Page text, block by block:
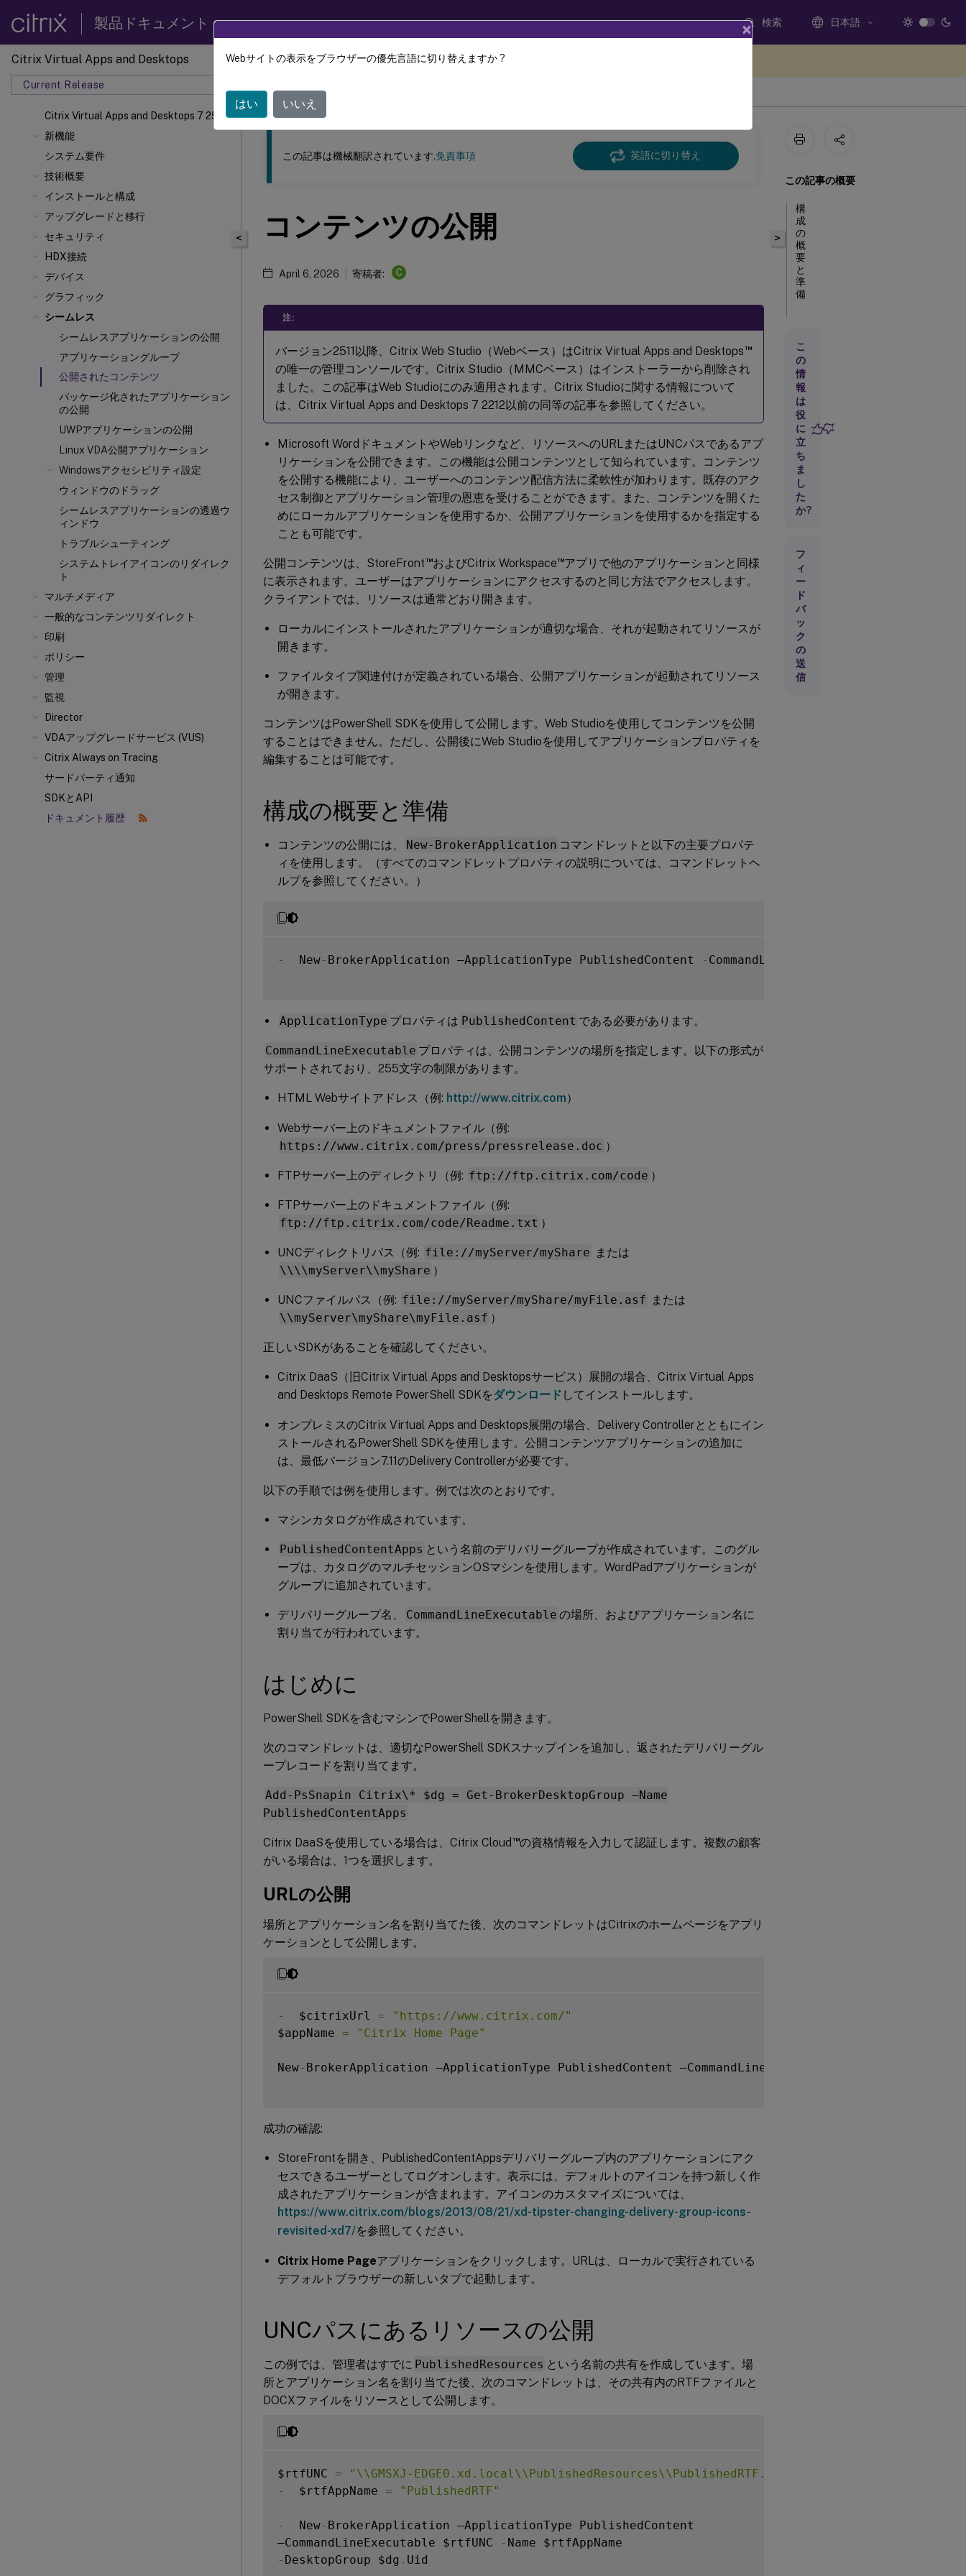
製品ドキュメント 検索 日本語
Citrix Virtual Apps and Desktops
Current Release
Citrix Virtual Apps and Desktops 7 2511
新機能
システム要件
技術概要
インストールと構成
アップグレードと移行
セキュリティ
HDX接続
デバイス
グラフィック
シームレス
シームレスアプリケーションの公開
アプリケーショングループ
公開されたコンテンツ
パッケージ化されたアプリケーション
の公開
UWPアプリケーションの公開
Linux VDA公開アプリケーション
Windowsアクセシビリティ設定
ウィンドウのドラッグ
シームレスアプリケーションの透過ウ
ィンドウ
トラブルシューティング
システムトレイアイコンのリダイレク
ト
マルチメディア
一般的なコンテンツリダイレクト
印刷
ポリシー
管理
監視
Director
VDAアップグレードサービス (VUS)
Citrix Always on Tracing
サードパーティ通知
SDKとAPI
ドキュメント履歴
このコンテンツは動的に機械翻訳されています。
Citrix Virtual Apps and Desktops
<
この記事は機械翻訳されています.免責事項 英語に切り替え
コンテンツの公開
April 6, 2026 寄稿者: C
注:
バージョン2511以降、Citrix Web Studio（Webベース）はCitrix Virtual Apps and Desktops™
の唯一の管理コンソールです。Citrix Studio（MMCベース）はインストーラーから削除され
ました。この記事はWeb Studioにのみ適用されます。Citrix Studioに関する情報について
は、Citrix Virtual Apps and Desktops 7 2212以前の同等の記事を参照してください。
Microsoft WordドキュメントやWebリンクなど、リソースへのURLまたはUNCパスであるアプ
リケーションを公開できます。この機能は公開コンテンツとして知られています。コンテンツ
を公開する機能により、ユーザーへのコンテンツ配信方法に柔軟性が加わります。既存のアク
セス制御とアプリケーション管理の恩恵を受けることができます。また、コンテンツを開くた
めにローカルアプリケーションを使用するか、公開アプリケーションを使用するかを指定する
ことも可能です。
公開コンテンツは、StoreFront™およびCitrix Workspace™アプリで他のアプリケーションと同様
に表示されます。ユーザーはアプリケーションにアクセスするのと同じ方法でアクセスします。
クライアントでは、リソースは通常どおり開きます。
ローカルにインストールされたアプリケーションが適切な場合、それが起動されてリソースが
開きます。
ファイルタイプ関連付けが定義されている場合、公開アプリケーションが起動されてリソース
が開きます。
コンテンツはPowerShell SDKを使用して公開します。Web Studioを使用してコンテンツを公開
することはできません。ただし、公開後にWeb Studioを使用してアプリケーションプロパティを
編集することは可能です。
構成の概要と準備
コンテンツの公開には、 New-BrokerApplication コマンドレットと以下の主要プロパテ
ィを使用します。（すべてのコマンドレットプロパティの説明については、コマンドレットヘ
ルプを参照してください。）
-
  New
- BrokerApplication –ApplicationType PublishedContent - CommandLineExecutable location
ApplicationType プロパティは PublishedContent である必要があります。
CommandLineExecutable プロパティは、公開コンテンツの場所を指定します。以下の形式が
サポートされており、255文字の制限があります。
HTML Webサイトアドレス（例: http://www.citrix.com）
Webサーバー上のドキュメントファイル（例:
https://www.citrix.com/press/pressrelease.doc ）
FTPサーバー上のディレクトリ（例: ftp://ftp.citrix.com/code ）
FTPサーバー上のドキュメントファイル（例:
ftp://ftp.citrix.com/code/Readme.txt ）
UNCディレクトリパス（例: file://myServer/myShare または
\\\\myServer\\myShare ）
UNCファイルパス（例: file://myServer/myShare/myFile.asf または
\\myServer\myShare\myFile.asf ）
正しいSDKがあることを確認してください。
Citrix DaaS（旧Citrix Virtual Apps and Desktopsサービス）展開の場合、Citrix Virtual Apps
and Desktops Remote PowerShell SDKを ダウンロード してインストールします。
オンプレミスのCitrix Virtual Apps and Desktops展開の場合、Delivery Controllerとともにイン
ストールされるPowerShell SDKを使用します。公開コンテンツアプリケーションの追加に
は、最低バージョン7.11のDelivery Controllerが必要です。
以下の手順では例を使用します。例では次のとおりです。
マシンカタログが作成されています。
PublishedContentApps という名前のデリバリーグループが作成されています。このグル
ープは、カタログのマルチセッションOSマシンを使用します。WordPadアプリケーションが
グループに追加されています。
デリバリーグループ名、 CommandLineExecutable の場所、およびアプリケーション名に
割り当てが行われています。
はじめに
PowerShell SDKを含むマシンでPowerShellを開きます。
次のコマンドレットは、適切なPowerShell SDKスナップインを追加し、返されたデリバリーグル
ープレコードを割り当てます。
Add-PsSnapin Citrix\* $dg = Get-BrokerDesktopGroup –Name
PublishedContentApps
Citrix DaaSを使用している場合は、Citrix Cloud ™の資格情報を入力して認証します。複数の顧客
がいる場合は、1つを選択します。
URLの公開
場所とアプリケーション名を割り当てた後、次のコマンドレットはCitrixのホームページをアプリ
ケーションとして公開します。
-
  $citrixUrl
=
"https://www.citrix.com/"
$appName = "Citrix Home Page"
New- BrokerApplication –ApplicationType PublishedContent –CommandLineExecutable $citrixURL –Name
成功の確認:
StoreFrontを開き、PublishedContentAppsデリバリーグループ内のアプリケーションにアク
セスできるユーザーとしてログオンします。表示には、デフォルトのアイコンを持つ新しく作
成されたアプリケーションが含まれます。アイコンのカスタマイズについては、
https://www.citrix.com/blogs/2013/08/21/xd-tipster-changing-delivery-group-icons-
revisited-xd7/を参照してください。
Citrix Home Pageアプリケーションをクリックします。URLは、ローカルで実行されている
デフォルトブラウザーの新しいタブで起動します。
UNCパスにあるリソースの公開
この例では、管理者はすでに PublishedResources という名前の共有を作成しています。場
所とアプリケーション名を割り当てた後、次のコマンドレットは、その共有内のRTFファイルと
DOCXファイルをリソースとして公開します。
$rtfUNC =
"\\GMSXJ-EDGE0.xd.local\\PublishedResources\\PublishedRTF.rtf"
-
  $rtfAppName
= "PublishedRTF"
-
  New
- BrokerApplication –ApplicationType PublishedContent
–CommandLineExecutable $rtfUNC
-
- DesktopGroup $dg . Uid
>
この記事の概要
構
成
の
概
要
と
準
備
じ
め
に
UNC
パス
にあ
るリ
ソー
スの
公開
詳
細
情
報
こ
の
情
報
は
役
に
立
ち
ま
し
た
か?
フ
ィ
ー
ド
バ
ッ
ク
の
送
信
×
Webサイトの表示をブラウザーの優先言語に切り替えますか ?
はい いいえ